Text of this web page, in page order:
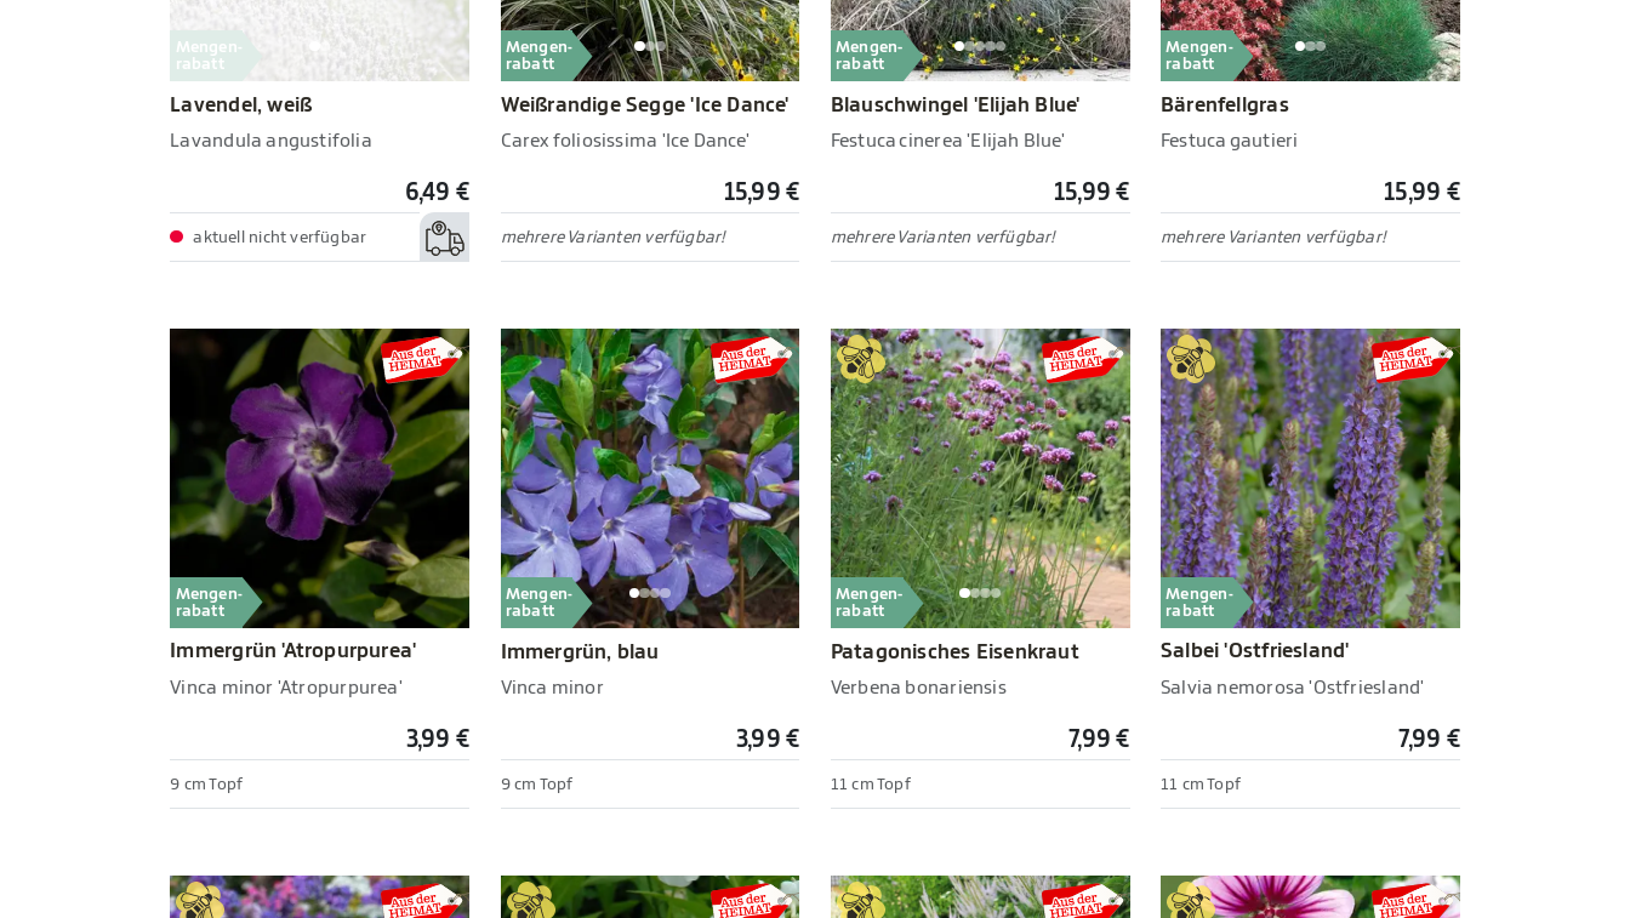
Mengen-
rabatt
Lavendel, weiß
Lavandula angustifolia
6,49 €
aktuell nicht verfügbar
Mengen-
rabatt
Weißrandige Segge 'Ice Dance'
Carex foliosissima 'Ice Dance'
15,99 €
mehrere Varianten verfügbar!
Mengen-
rabatt
Blauschwingel 'Elijah Blue'
Festuca cinerea 'Elijah Blue'
15,99 €
mehrere Varianten verfügbar!
Mengen-
rabatt
Bärenfellgras
Festuca gautieri
15,99 €
mehrere Varianten verfügbar!
Mengen-
rabatt
Immergrün 'Atropurpurea'
Vinca minor 'Atropurpurea'
3,99 €
9 cm Topf
Mengen-
rabatt
Immergrün, blau
Vinca minor
3,99 €
9 cm Topf
Mengen-
rabatt
Patagonisches Eisenkraut
Verbena bonariensis
7,99 €
11 cm Topf
Mengen-
rabatt
Salbei 'Ostfriesland'
Salvia nemorosa 'Ostfriesland'
7,99 €
11 cm Topf